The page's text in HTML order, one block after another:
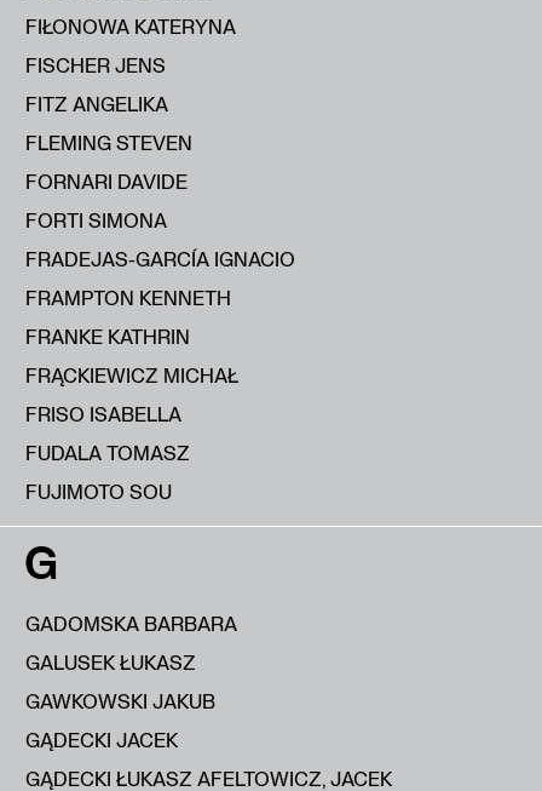
FIŁONOWA KATERYNA
FISCHER JENS
FITZ ANGELIKA
FLEMING STEVEN
FORNARI DAVIDE
FORTI SIMONA
FRADEJAS-GARCÍA IGNACIO
FRAMPTON KENNETH
FRANKE KATHRIN
FRĄCKIEWICZ MICHAŁ
FRISO ISABELLA
FUDALA TOMASZ
FUJIMOTO SOU
G
GADOMSKA BARBARA
GALUSEK ŁUKASZ
GAWKOWSKI JAKUB
GĄDECKI JACEK
GĄDECKI ŁUKASZ AFELTOWICZ, JACEK